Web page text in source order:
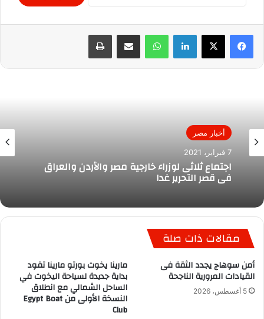
لينكدإن واتساب مشاركة عبر البريد طباعة
أخبار مصر
7 فبراير، 2021
اجتماع ثلاثى لوزراء خارجية مصر والأردن والعراق
فى قصر التحرير غدا
مقالات ذات صلة
أمن سوهاج يجدد الثقة فى
القيادات المرورية الناجحة
5 أغسطس، 2026
مارينا يخوت بورتو مارينا تقود
بداية جديدة لسياحة اليخوت في
الساحل الشمالي مع انطلاق
النسخة الأولى من Egypt Boat
Club